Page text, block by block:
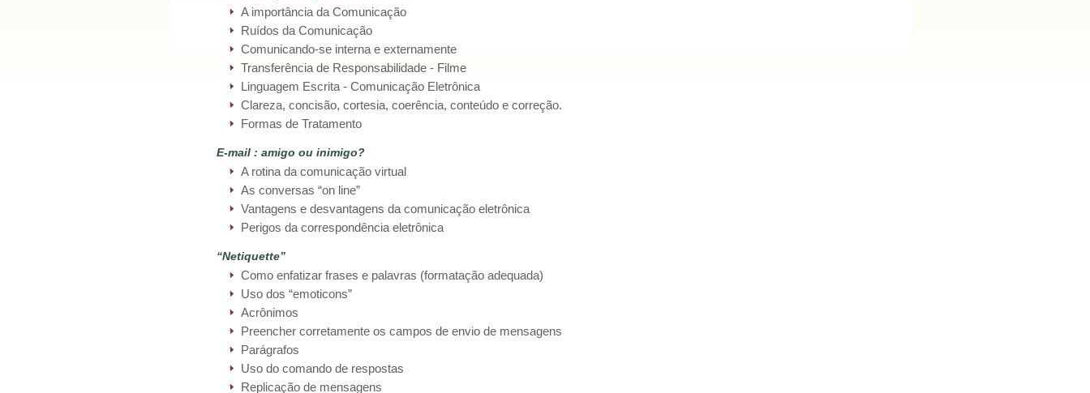
A importância da Comunicação
Ruídos da Comunicação
Comunicando-se interna e externamente
Transferência de Responsabilidade - Filme
Linguagem Escrita - Comunicação Eletrônica
Clareza, concisão, cortesia, coerência, conteúdo e correção.
Formas de Tratamento
E-mail : amigo ou inimigo?
A rotina da comunicação virtual
As conversas “on line”
Vantagens e desvantagens da comunicação eletrônica
Perigos da correspondência eletrônica
“Netiquette”
Como enfatizar frases e palavras (formatação adequada)
Uso dos “emoticons”
Acrônimos
Preencher corretamente os campos de envio de mensagens
Parágrafos
Uso do comando de respostas
Replicação de mensagens